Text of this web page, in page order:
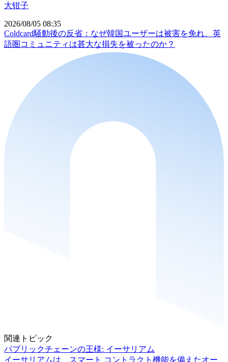
大钳子
2026/08/05 08:35
Coldcard騒動後の反省：なぜ韓国ユーザーは被害を免れ、英
語圏コミュニティは甚大な損失を被ったのか？
関連トピック
パブリックチェーンの王様: イーサリアム
イーサリアムは、スマート コントラクト機能を備えたオー